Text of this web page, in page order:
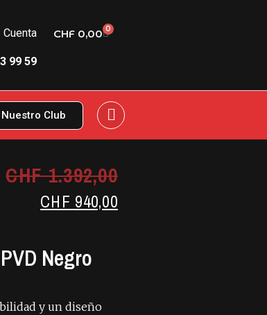
Cuenta CHF0,00 0
99 59
Club
CHF1.392,00
CHF 940,00
Negro
y un diseño